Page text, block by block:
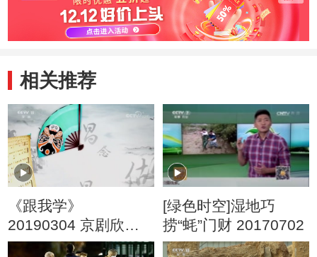
相关推荐
《跟我学》
20190304 京剧欣赏
入门（一） 特别节目
[绿色时空]湿地巧
捞“蚝”门财 20170702